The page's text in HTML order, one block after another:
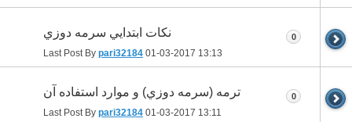
نكات ابتدايي سرمه دوزي
Last Post By pari32184 01-03-2017 13:13
0
ترمه (سرمه دوزي) و موارد استفاده آن
Last Post By pari32184 01-03-2017 13:11
0